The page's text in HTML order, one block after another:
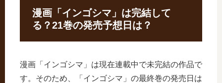
漫画「インゴシマ」は完結して
る？21巻の発売予想日は？
漫画「インゴシマ」は現在連載中で未完結の作品で
す。そのため、「インゴシマ」の最終巻の発売日は